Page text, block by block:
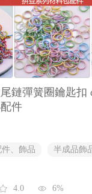
鏈彈簧圈鑰匙扣
件
件、飾品 半成品飾
4.0 6%